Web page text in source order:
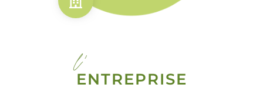
l'
ENTREPRISE